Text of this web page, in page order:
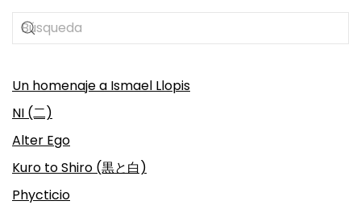
Un homenaje a Ismael Llopis
NI (二)
Alter Ego
Kuro to Shiro (黒と白)
Phycticio